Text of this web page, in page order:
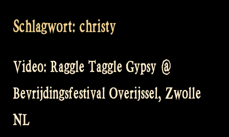
Schlagwort: christy
Video: Raggle Taggle Gypsy @
Bevrijdingsfestival Overijssel, Zwolle
NL